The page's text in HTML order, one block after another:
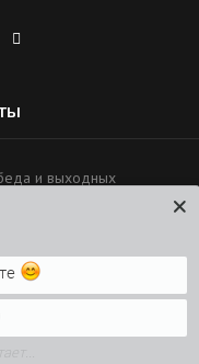
и выходных
свой вопрос.
решение будет